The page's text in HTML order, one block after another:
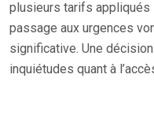
plusieurs tarifs appliqués
passage aux urgences
significative. Une
inquiétudes quant à